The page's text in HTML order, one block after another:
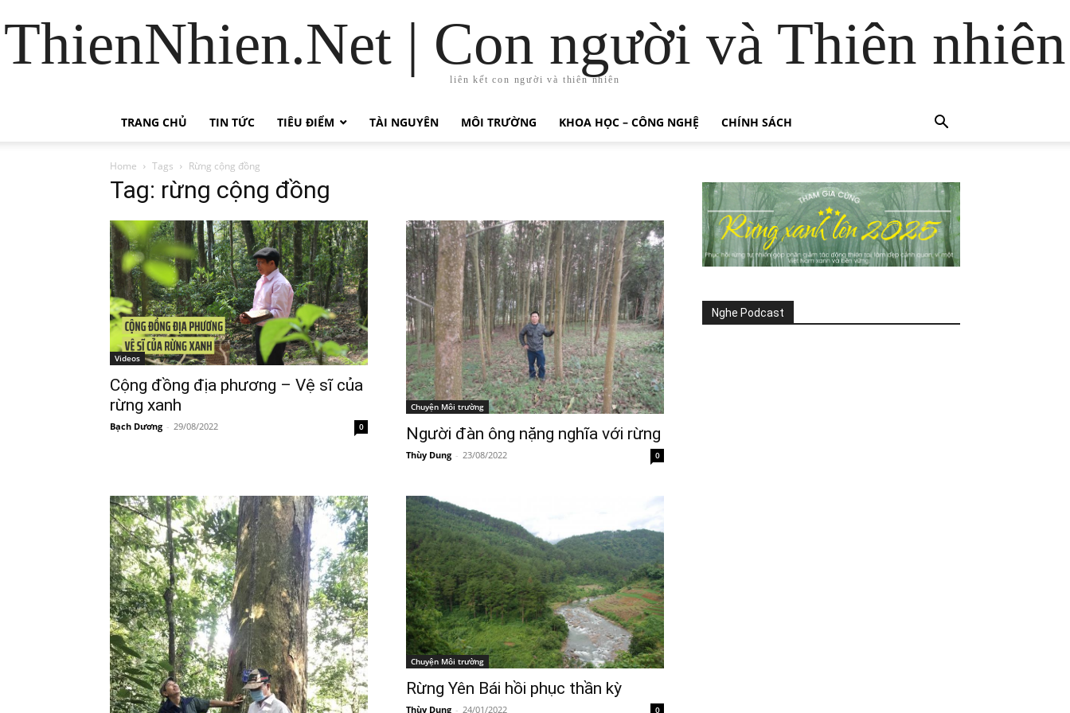
ThienNhien.Net | Con người và Thiên nhiên
liên kết con người và thiên nhiên
TRANG CHỦ TIN TỨC TIÊU ĐIỂM TÀI NGUYÊN MÔI TRƯỜNG KHOA HỌC – CÔNG NGHỆ CHÍNH SÁCH
Home Tags Rừng cộng đồng
Tag: rừng cộng đồng
Videos
Cộng đồng địa phương – Vệ sĩ của
rừng xanh
Bạch Dương - 29/08/2022 0
Chuyện Môi trường
Người đàn ông nặng nghĩa với rừng
Thùy Dung - 23/08/2022 0
Chuyện Môi trường
Rừng Yên Bái hồi phục thần kỳ
Thùy Dung - 24/01/2022 0
Nghe Podcast